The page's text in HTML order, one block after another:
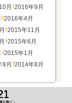
月 2016年9月
2016年4月
2015年11月
2015年6月
2015年1月
9月 2014年8月